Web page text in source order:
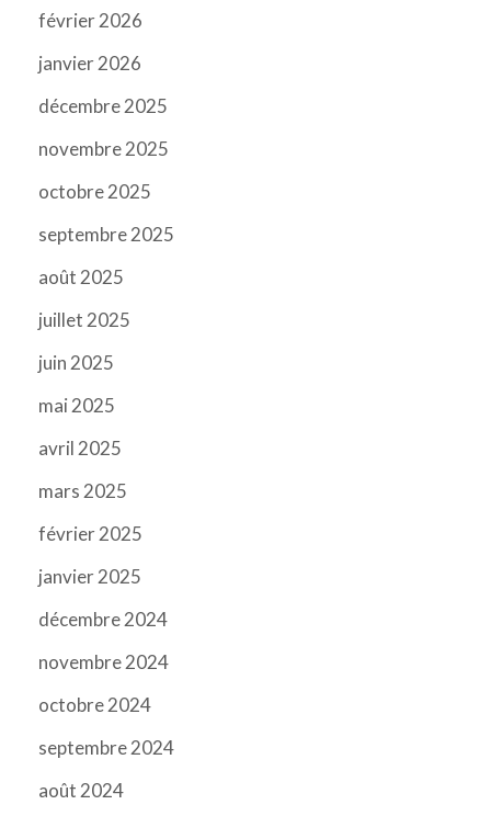
février 2026
janvier 2026
décembre 2025
novembre 2025
octobre 2025
septembre 2025
août 2025
juillet 2025
juin 2025
mai 2025
avril 2025
mars 2025
février 2025
janvier 2025
décembre 2024
novembre 2024
octobre 2024
septembre 2024
août 2024